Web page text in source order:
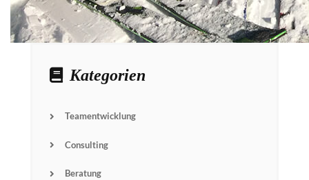
Kategorien
Teamentwicklung
Consulting
Beratung